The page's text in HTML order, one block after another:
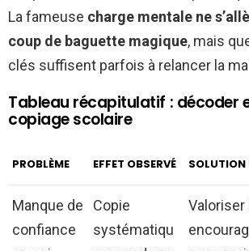
La fameuse charge mentale ne
coup de baguette magique, mais
clés suffisent parfois à relancer la
Tableau récapitulatif : décoder
copiage scolaire
PROBLÈME EFFET OBSERVÉ SOLUTION
Manque de
confiance
Copie
systématiqu
Valoriser